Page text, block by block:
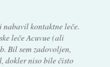
nabavil kontaktne leče.
leče Acuvue (ali
Bil sem zadovoljen,
dokler niso bile čisto